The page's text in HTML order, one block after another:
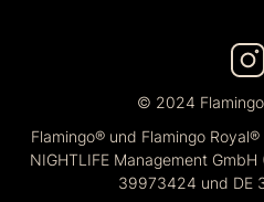
© 2024
Flamingo® und Flamingo
NIGHTLIFE Management
39973424 und DE